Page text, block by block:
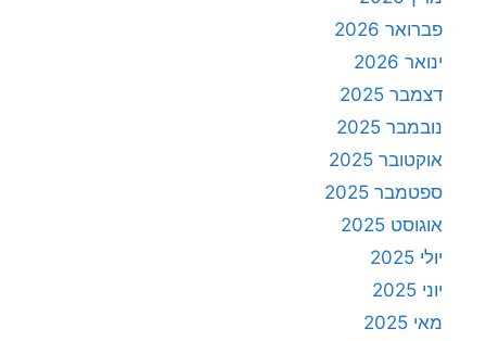
פברואר 2026
ינואר 2026
דצמבר 2025
נובמבר 2025
אוקטובר 2025
ספטמבר 2025
אוגוסט 2025
יולי 2025
יוני 2025
מאי 2025